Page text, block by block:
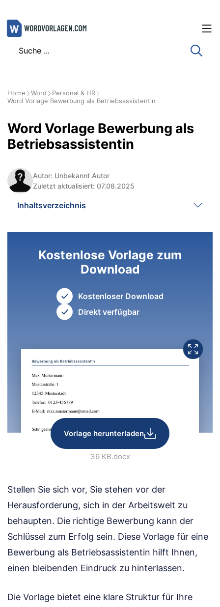
Zum
Inhalt
Home Word
Personal & HR
Word Vorlage Bewerbung als Betriebsassistentin
Word Vorlage Bewerbung als
Betriebsassistentin
Autor: Unbekannt Autor
Zuletzt aktualisiert: 07.08.2025
Inhaltsverzeichnis
Kostenlose Vorlage zum
Download
Kostenloser Download
Direkt verfügbar
Vorlage herunterladen
36 KB.docx
Stellen Sie sich vor, Sie stehen vor der
Herausforderung, sich in der Arbeitswelt zu
behaupten. Die richtige Bewerbung kann der
Schlüssel zum Erfolg sein. Diese Vorlage für eine
Bewerbung als Betriebsassistentin hilft Ihnen,
einen bleibenden Eindruck zu hinterlassen.
Die Vorlage bietet eine klare Struktur für Ihre